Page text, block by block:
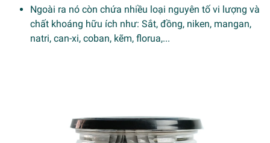
Ngoài ra nó còn chứa nhiều loại nguyên tố vi lượng và
chất khoáng hữu ích như: Sắt, đồng, niken, mangan,
natri, can-xi, coban, kẽm, florua,...